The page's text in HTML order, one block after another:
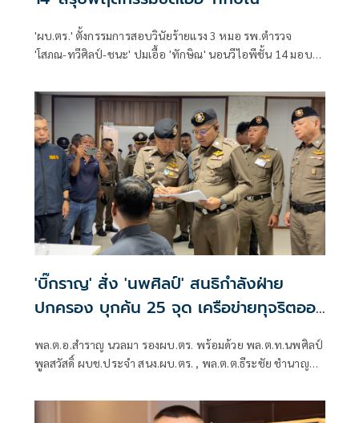
'ผบ.ตร.' ตั้งกรรมการสอบวินัยร้ายแรง 3 หมอ รพ.ตำรวจ
'โสภณ-ทวีศิลป์-ชนะ' ปมเอื้อ 'ทักษิณ' นอนวีไอพีชั้น 14 มอบ
'บิ๊กราญ' สั่ง 'นพศิลป์' สนธิกำลังฝ่าย
ปกครอง บุกค้น 25 จุด เครือข่ายทุจริตออ
พล.ต.อ.สำราญ นวลมา รองผบ.ตร. พร้อมด้วย พล.ต.ท.นพศิลป์
พูลสวัสดิ์ ผบช.ประจำ สนง.ผบ.ตร. , พล.ต.ต.ธีระชัย ชำนาญ